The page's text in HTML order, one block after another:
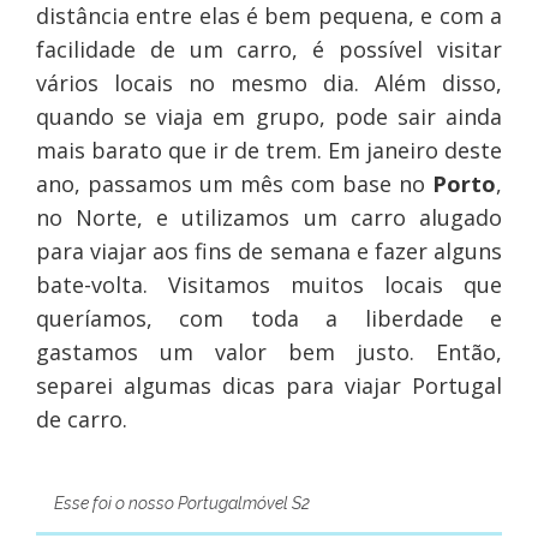
distância entre elas é bem pequena, e com a
facilidade de um carro, é possível visitar
vários locais no mesmo dia. Além disso,
quando se viaja em grupo, pode sair ainda
mais barato que ir de trem. Em janeiro deste
ano, passamos um mês com base no Porto,
no Norte, e utilizamos um carro alugado
para viajar aos fins de semana e fazer alguns
bate-volta. Visitamos muitos locais que
queríamos, com toda a liberdade e
gastamos um valor bem justo. Então,
separei algumas dicas para viajar Portugal
de carro.
Esse foi o nosso Portugalmóvel S2